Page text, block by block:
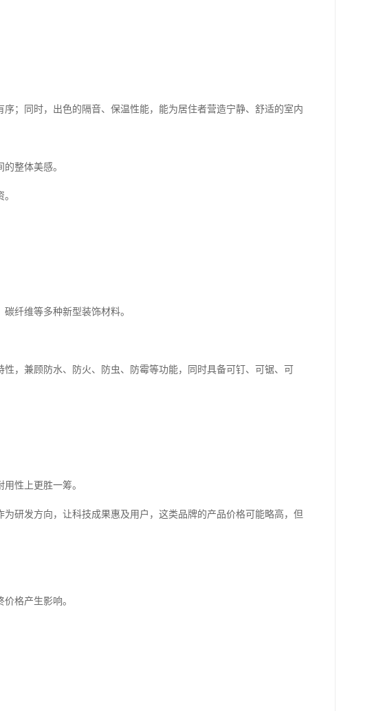
；同时，出色的隔音、保温性能，能为居住者营造宁静、舒适的室内
整体美感。
纤维等多种新型装饰材料。
，兼顾防水、防火、防虫、防霉等功能，同时具备可钉、可锯、可
性上更胜一筹。
研发方向，让科技成果惠及用户，这类品牌的产品价格可能略高，但
格产生影响。